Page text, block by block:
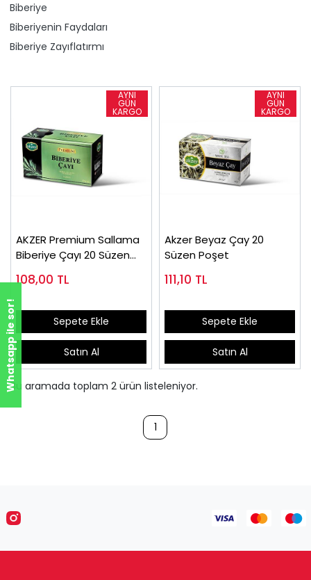
Biberiye
Biberiyenin Faydaları
Biberiye Zayıflatırmı
AKZER Premium Sallama
Biberiye Çayı 20 Süzen
108,00 TL
Sepete Ekle
Satın Al
Akzer Beyaz Çay 20
Süzen Poşet
111,10 TL
Sepete Ekle
Satın Al
Bu aramada toplam 2 ürün listeleniyor.
1
Whatsapp ile sor!